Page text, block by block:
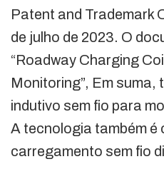
Patent and Trademark
de julho de 2023. O
“Roadway Charging
Monitoring”, Em
indutivo sem fio para
A tecnologia também é
carregamento sem fio